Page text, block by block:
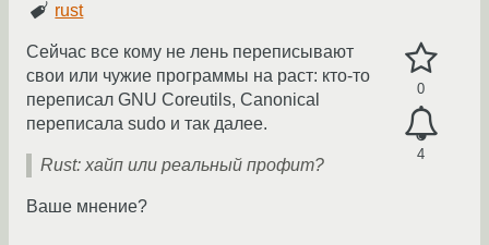
rust
0
4
Сейчас все кому не лень переписывают
свои или чужие программы на раст: кто-то
переписал GNU Coreutils, Canonical
переписала sudo и так далее.
Rust: хайп или реальный профит?
Ваше мнение?